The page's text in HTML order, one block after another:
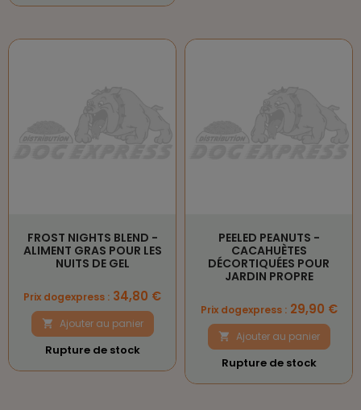
FROST NIGHTS BLEND -
ALIMENT GRAS POUR LES
NUITS DE GEL
Prix
Prix dogexpress : 34,80 €
 Ajouter au panier
Rupture de stock
PEELED PEANUTS -
CACAHUÈTES
DÉCORTIQUÉES POUR
JARDIN PROPRE
Prix
Prix dogexpress :29,90 €
 Ajouter au panier
Rupture de stock